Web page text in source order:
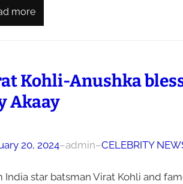
more
Kohli-Anushka
Akaay
20, 2024–admin–CELEBRITY
India star batsman Virat Kohli and